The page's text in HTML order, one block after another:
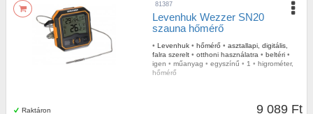
Raktáron
81387
Levenhuk Wezzer SN20
szauna hőmérő
• Levenhuk • hőmérő • asztallapi, digitális,
falra szerelt • otthoni használatra • beltéri •
igen • műanyag • egyszínű • 1 • higrométer,
hőmérő
9 089 Ft